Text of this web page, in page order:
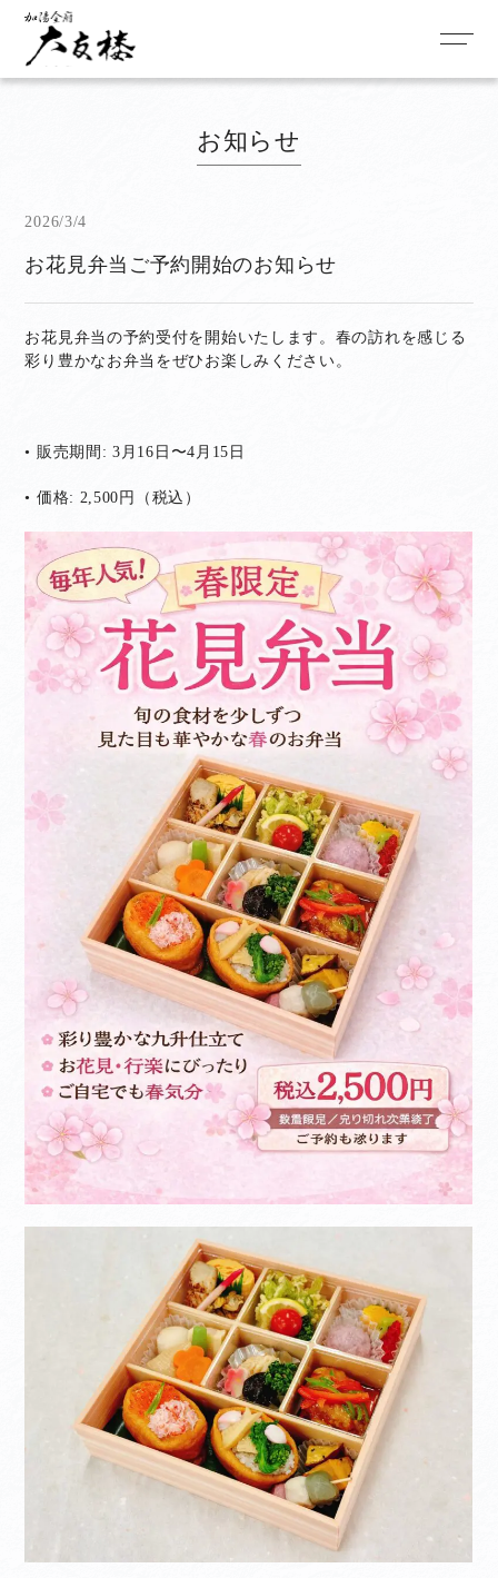
お知らせ
2026/3/4
お花見弁当ご予約開始のお知らせ
お花見弁当の予約受付を開始いたします。春の訪れを感じる
彩り豊かなお弁当をぜひお楽しみください。
• 販売期間: 3月16日〜4月15日
• 価格: 2,500円（税込）